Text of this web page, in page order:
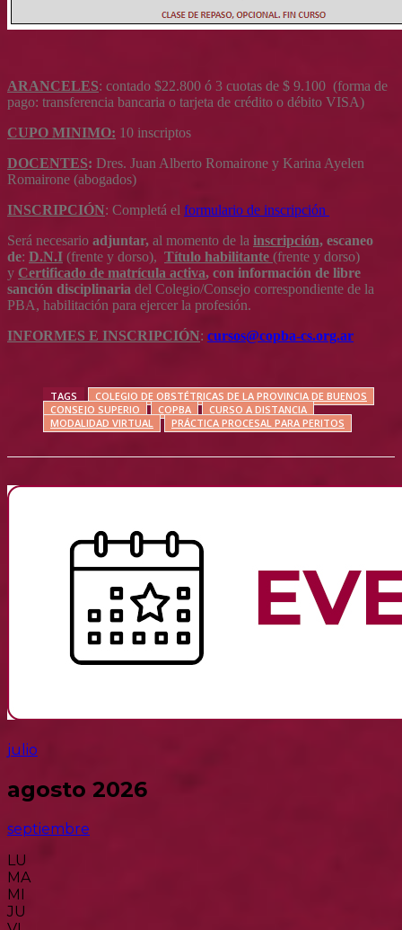
ARANCELES: contado $22.800 ó 3 cuotas de $ 9.100 (forma de
pago: transferencia bancaria o tarjeta de crédito o débito VISA)
CUPO MINIMO: 10 inscriptos
DOCENTES: Dres. Juan Alberto Romairone y Karina Ayelen
Romairone (abogados)
INSCRIPCIÓN: Completá el formulario de inscripción
Será necesario adjuntar, al momento de la inscripción, escaneo
de: D.N.I (frente y dorso), Título habilitante (frente y dorso)
y Certificado de matrícula activa, con información de libre
sanción disciplinaria del Colegio/Consejo correspondiente de la
PBA, habilitación para ejercer la profesión.
INFORMES E INSCRIPCIÓN: cursos@copba-cs.org.ar
TAGS
COLEGIO DE OBSTÉTRICAS DE LA PROVINCIA DE BUENOS
CONSEJO SUPERIO
COPBA
CURSO A DISTANCIA
MODALIDAD VIRTUAL
PRÁCTICA PROCESAL PARA PERITOS
julio
agosto 2026
septiembre
LU
MA
MI
JU